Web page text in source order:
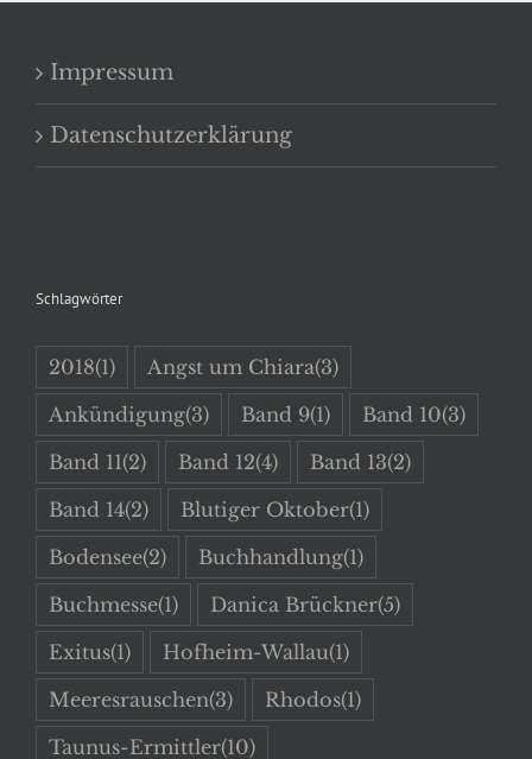
Impressum
Datenschutzerklärung
Schlagwörter
2018(1) Angst um Chiara(3)
Ankündigung(3) Band 9(1) Band 10(3)
Band 11(2) Band 12(4) Band 13(2)
Band 14(2) Blutiger Oktober(1)
Bodensee(2) Buchhandlung(1)
Buchmesse(1) Danica Brückner(5)
Exitus(1) Hofheim-Wallau(1)
Meeresrauschen(3) Rhodos(1)
Taunus-Ermittler(10)